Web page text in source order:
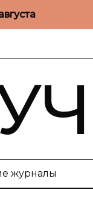
журналы